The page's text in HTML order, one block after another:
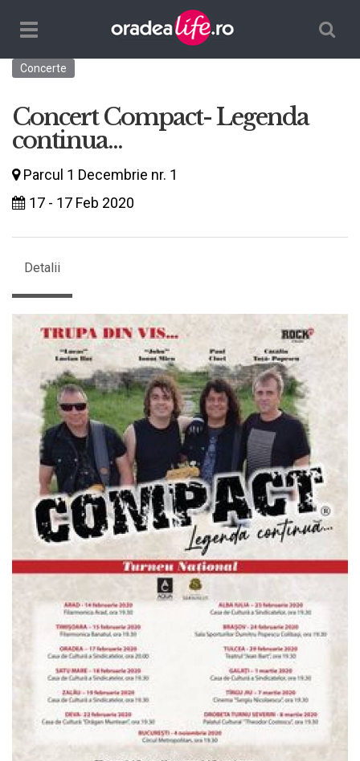
TPL_ORADEALIFE_TOGGLE_NAVIGATION
Concerte
Concert Compact- Legenda
continua...
Parcul 1 Decembrie nr. 1
17 - 17 Feb 2020
Detalii